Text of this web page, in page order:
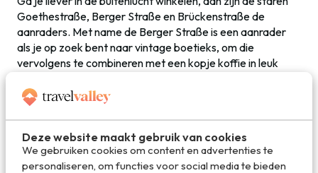
Deze website maakt gebruik van cookies
We gebruiken cookies om content en advertenties te
personaliseren, om functies voor social media te bieden
Goethestraße, Berger Straße en Brückenstraße de
aanraders. Met name de Berger Straße is een aanrader
als je op zoek bent naar vintage boetieks, om die
vervolgens te combineren met een kopje koffie in leuk
Deel dit artikel